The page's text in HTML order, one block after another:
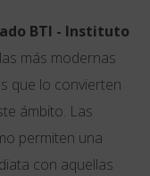
BTI - Instituto
más modernas
que lo convierten
ámbito. Las
permiten una
con aquellas